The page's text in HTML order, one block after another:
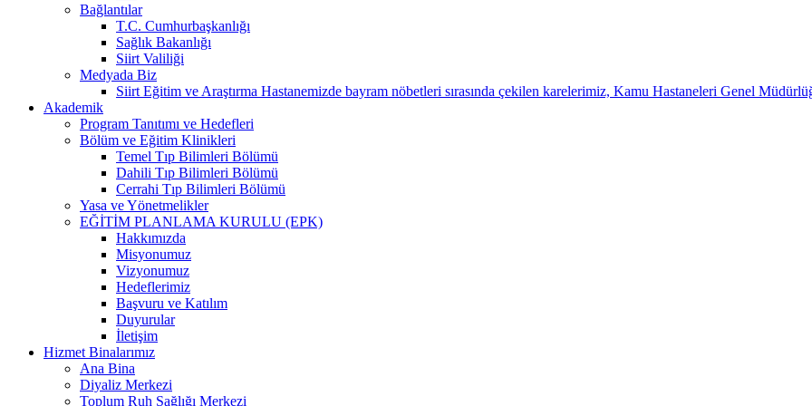
Bağlantılar
T.C. Cumhurbaşkanlığı
Sağlık Bakanlığı
Siirt Valiliği
Medyada Biz
Siirt Eğitim ve Araştırma Hastanemizde bayram nöbetleri sırasında çekilen karelerimiz, Kamu Hastaneleri Genel
Akademik
Program Tanıtımı ve Hedefleri
Bölüm ve Eğitim Klinikleri
Temel Tıp Bilimleri Bölümü
Dahili Tıp Bilimleri Bölümü
Cerrahi Tıp Bilimleri Bölümü
Yasa ve Yönetmelikler
EĞİTİM PLANLAMA KURULU (EPK)
Hakkımızda
Misyonumuz
Vizyonumuz
Hedeflerimiz
Başvuru ve Katılım
Duyurular
İletişim
Hizmet Binalarımız
Ana Bina
Diyaliz Merkezi
Toplum Ruh Sağlığı Merkezi